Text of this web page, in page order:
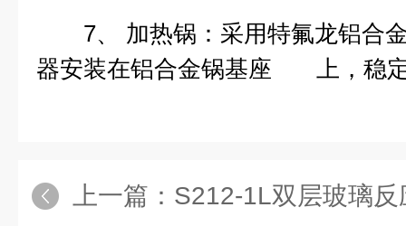
7、 加热锅：采用特氟龙铝合金
器安装在铝合金锅基座 上，稳
上一篇： S212-1L双层玻璃反